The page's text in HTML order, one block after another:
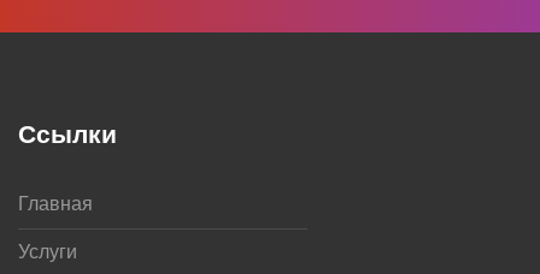
Ссылки
Главная
Услуги